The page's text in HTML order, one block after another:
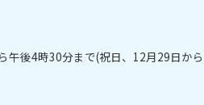
午後4時30分まで(祝日、12月29日か